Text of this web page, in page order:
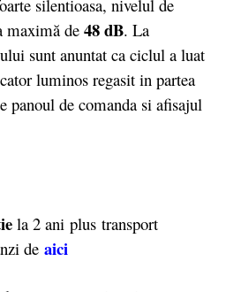
silentioasa, nivelul de
maximă de 48 dB. La
sunt anuntat ca ciclul a luat
luminos regasit in partea
panoul de comanda si afisajul
la 2 ani plus transport
de aici